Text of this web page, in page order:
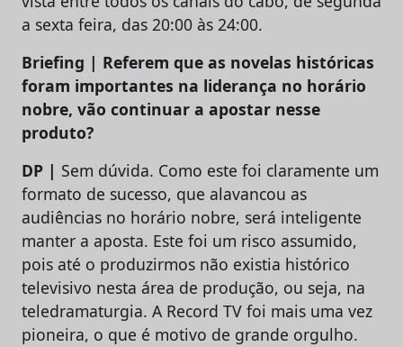
a sexta feira, das 20:00 às 24:00.
Briefing | Referem que as novelas históricas
foram importantes na liderança no horário
nobre, vão continuar a apostar nesse
produto?
DP | Sem dúvida. Como este foi claramente um
formato de sucesso, que alavancou as
audiências no horário nobre, será inteligente
manter a aposta. Este foi um risco assumido,
pois até o produzirmos não existia histórico
televisivo nesta área de produção, ou seja, na
teledramaturgia. A Record TV foi mais uma vez
pioneira, o que é motivo de grande orgulho.